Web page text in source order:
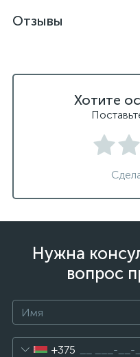
Отзывы
Хотите
Нужна
вопрос
+375